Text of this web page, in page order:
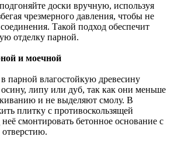
доски вручную, используя
чрезмерного давления, чтобы не
Такой подход обеспечит
отделку парной.
и моечной
парной влагостойкую древесину
липу или дуб, так как они меньше
и не выделяют смолу. В
плитку с противоскользящей
смонтировать бетонное основание с